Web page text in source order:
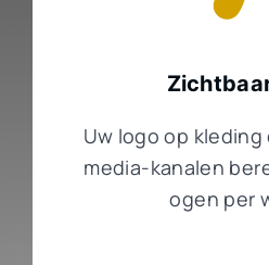
Uw logo op
media-kanalen
ogen per